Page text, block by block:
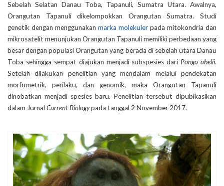
Sebelah Selatan Danau Toba, Tapanuli, Sumatra Utara. Awalnya,
Orangutan Tapanuli dikelompokkan Orangutan Sumatra. Studi
genetik dengan menggunakan marka molekuler pada mitokondria dan
mikrosatelit menunjukan Orangutan Tapanuli memiliki perbedaan yang
besar dengan populasi Orangutan yang berada di sebelah utara Danau
Toba sehingga sempat diajukan menjadi subspesies dariPongo abelii.
Setelah dilakukan penelitian yang mendalam melalui pendekatan
morfometrik, perilaku, dan genomik, maka Orangutan Tapanuli
dinobatkan menjadi spesies baru. Penelitian tersebut dipubikasikan
dalam Jurnal Current Biologypada tanggal 2 November 2017.